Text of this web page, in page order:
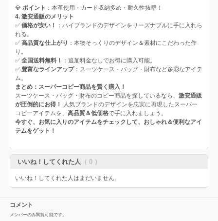
💎 ポイント ：本革使用・カード収納多め・耐久性抜群！
4. 激安通販のメリット
✅ 価格が安い！
：ハイブランドのデザインをリーズナブルに手に入れら
れる。
✅ 高品質な仕上がり ：本物そっくりのデザイン＆素材にこだわった作
り。
✅ 全国送料無料！
：追加料金なしでお得に購入可能。
✅ 豊富なラインアップ：スーツケース・バッグ・財布など多彩なアイテ
ム。
まとめ：スーパーコピー商品を賢く購入！
スーツケース・バッグ・財布のコピー商品を探しているなら、 激安通販
が圧倒的にお得！
人気ブランドのデザインを忠実に再現したスーパー
コピーアイテムを、 高品質＆低価格で手に入れましょう。
今すぐ、お気に入りのアイテムをチェックして、おしゃれ＆便利なアイ
テムをゲット！
いいね！してくれた人 （ 0 ）
いいね！してくれた人はまだいません。
コメント
メンバーのみ閲覧可能です。